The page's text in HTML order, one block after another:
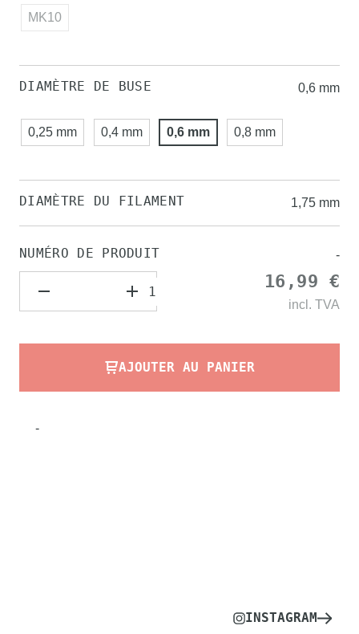
MK10
DIAMÈTRE DE BUSE 0,6 mm
0,25 mm 0,4 mm 0,6 mm 0,8 mm
DIAMÈTRE DU FILAMENT 1,75 mm
NUMÉRO DE PRODUIT -
16,99 €
incl. TVA
AJOUTER AU PANIER
-
INSTAGRAM